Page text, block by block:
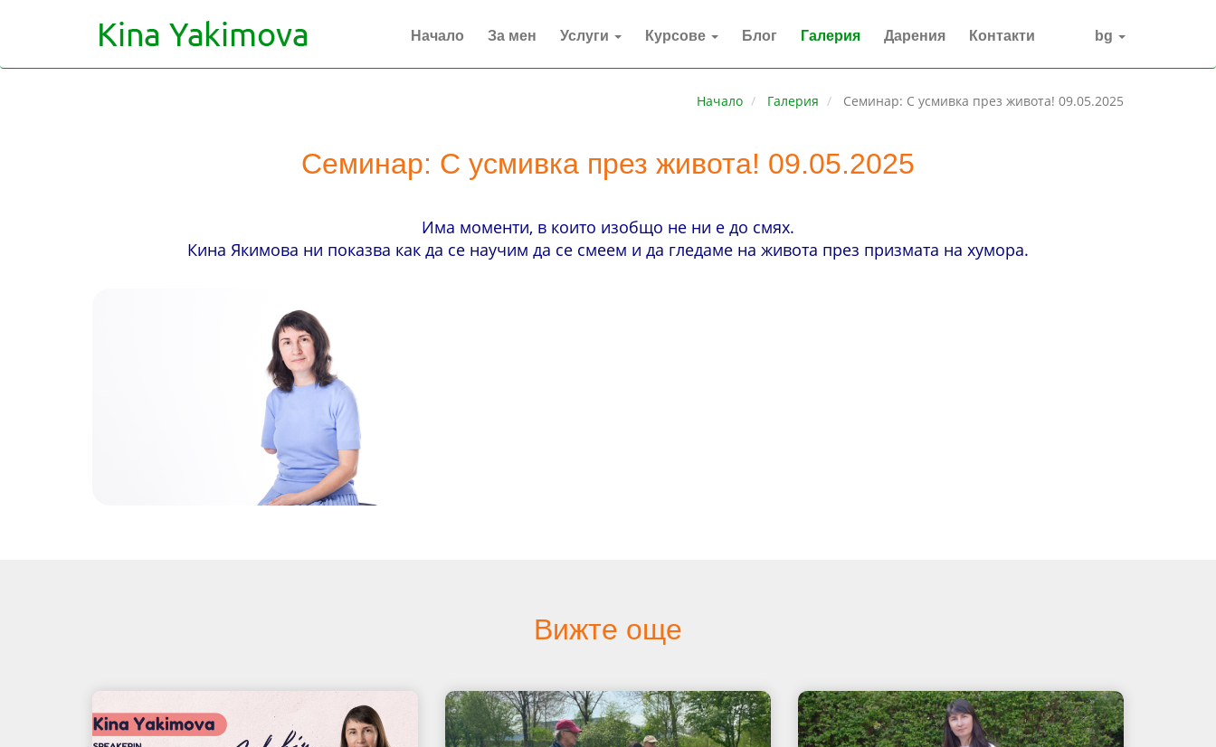
Начало За мен Услуги Курсове Блог Галерия Дарения Контакти bg
Начало Галерия Семинар: С усмивка през живота! 09.05.2025
Семинар: С усмивка през живота! 09.05.2025
Има моменти, в които изобщо не ни е до смях.
Кина Якимова ни показва как да се научим да се смеем и да гледаме на живота през призмата на хумора.
Вижте още